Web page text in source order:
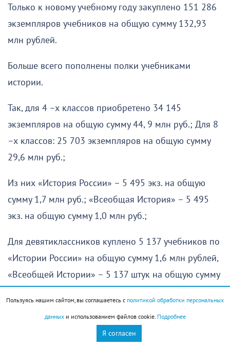
Только к новому учебному году закуплено 151 286
экземпляров учебников на общую сумму 132,93
млн рублей.
Больше всего пополнены полки учебниками
истории.
Так, для 4 –х классов приобретено 34 145
экземпляров на общую сумму 44, 9 млн руб.; Для 8
–х классов: 25 703 экземпляров на общую сумму
29,6 млн руб.;
Из них «История России» – 5 495 экз. на общую
сумму 1,7 млн руб.; «Всеобщая История» – 5 495
экз. на общую сумму 1,0 млн руб.;
Для девятиклассников куплено 5 137 учебников по
«Истории России» на общую сумму 1,6 млн рублей,
«Всеобщей Истории» – 5 137 штук на общую сумму
Также для девятиклассников закуплены учебники
по «Обществознанию» – 5 137 штук, а для
Пользуясь нашим сайтом, вы соглашаетесь с политикой обработки персональных
данныхи использованием файлов cookie. Подробнее
Я согласен